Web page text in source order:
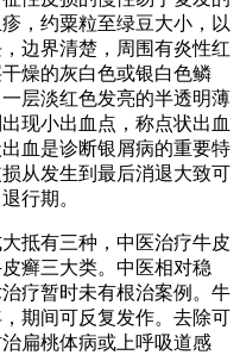
，约粟粒至绿豆大小，以
边界清楚，周围有炎性红
燥的灰白色或银白色鳞
层淡红色发亮的半透明薄
现小出血点，称点状出血
血是诊断银屑病的重要特
从发生到最后消退大致可
行期。
抵有三种，中医治疗牛皮
癣三大类。中医相对稳
疗暂时未有根治案例。牛
期间可反复发作。去除可
扁桃体病或上呼吸道感